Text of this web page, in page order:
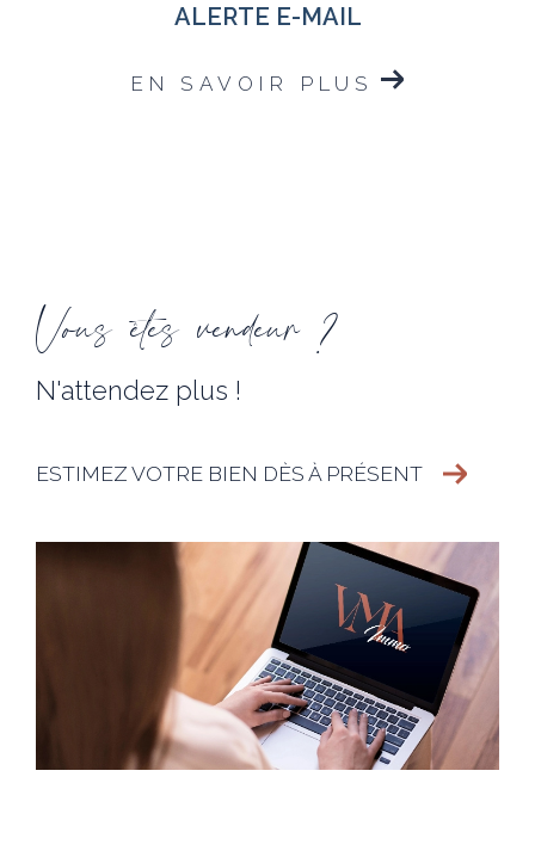
ALERTE E-MAIL
EN SAVOIR PLUS
Vous êtes vendeur ?
N'attendez plus !
ESTIMEZ VOTRE BIEN DÈS À PRÉSENT